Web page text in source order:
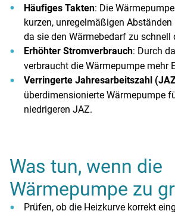
Häufiges Takten: Die
kurzen, unregelmäßigen
da sie den Wärmebedarf zu schnell
Erhöhter Stromverbrauch: Durch
verbraucht die Wärmepumpe mehr
Verringerte Jahresarbeitszahl
überdimensionierte Wärmepumpe
niedrigeren JAZ.
Was tun, wenn die
Wärmepumpe zu
Prüfen, ob die Heizkurve korrekt